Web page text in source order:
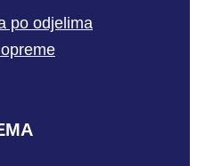
po odjelima